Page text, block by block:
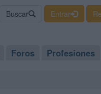
Buscar Entrar
Foros Profesiones